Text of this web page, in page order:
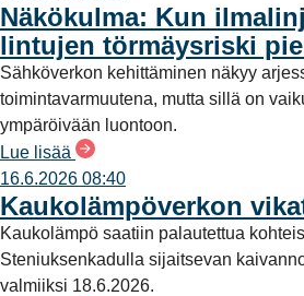
Näkökulma: Kun
lintujen törmäysriski
Sähköverkon kehittäminen näkyy
toimintavarmuutena, mutta sillä on
ympäröivään luontoon.
Lue lisää
16.6.2026 08:40
Kaukolämpöverkon
Kaukolämpö saatiin palautettua
Steniuksenkadulla sijaitsevan
valmiiksi 18.6.2026.